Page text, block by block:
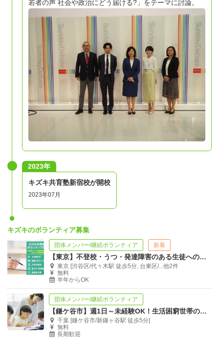
若者の声 社会や政治にどう届ける?」をテーマに討論。
2023年
キズキ共育塾新宿校が開校
2023年07月
キズキのボランティア募集
団体メンバー/継続ボランティア 新着
【東京】不登校・うつ・発達障害のある生徒への完全1対1個別指導塾講師を募集
東京 [渋谷区/代々木駅 徒歩5分, 台東区/...他2件
無料
半年からOK
団体メンバー/継続ボランティア
【鎌ケ谷市】週1日～未経験OK！生活困窮世帯の子ども向け《少人数型》学習サポート
千葉 [鎌ケ谷市/新鎌ヶ谷駅 徒歩5分]
無料
長期歓迎